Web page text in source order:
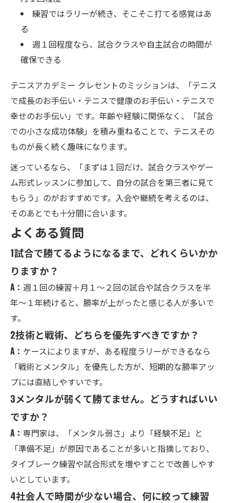
練習ではラリーが続き、そこそこ打てる感覚はあ
る
週１回程度なら、試合クラスや自主試合の時間が
確保できる
テニスアカデミー クレセントのミッションは、「テニス
で成長のお手伝い・テニスで健康のお手伝い・テニスで
幸せのお手伝い」です。年齢や経験に関係なく、「試合
での小さな成功体験」を積み重ねることで、テニスその
ものが長く続く趣味になります。
迷っているなら、「まずは１回だけ、試合クラスやゲー
ム形式レッスンに参加して、自分の試合を第三者に見て
もらう」のがおすすめです。入会や継続を考えるのは、
そのあとでも十分間に合います。
よくある質問
1試合で勝てるようになるまで、どれくらいかか
りますか？
A： 週１回の練習＋月１〜２回の試合や試合クラスを半
年〜１年続けると、勝率が上がったと感じる人が多いで
す。
2技術と戦術、どちらを優先すべきですか？
A： ケースによりますが、ある程度ラリーができるなら
「戦術とメンタル」を優先した方が、短期的な勝率アッ
プには直結しやすいです。
3メンタルが弱くて勝てません。どうすればいい
ですか？
A： 専門家は、「メンタル弱さ」より「経験不足」と
「準備不足」が原因であることが多いと指摘しており、
タイブレーク練習や試合形式を増やすことで改善しやす
いとしています。
4社会人で時間が少ない場合、何に絞って練習